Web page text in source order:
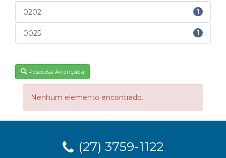
0202 1
0025 1
Pesquisa Avançada
Nenhum elemento encontrado.
(27) 3759-1122